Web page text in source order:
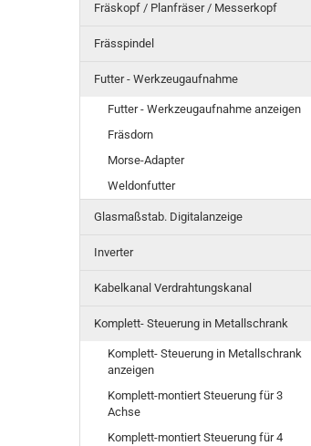
Fräskopf / Planfräser / Messerkopf
Frässpindel
Futter - Werkzeugaufnahme
Futter - Werkzeugaufnahme anzeigen
Fräsdorn
Morse-Adapter
Weldonfutter
Glasmaßstab. Digitalanzeige
Inverter
Kabelkanal Verdrahtungskanal
Komplett- Steuerung in Metallschrank
Komplett- Steuerung in Metallschrank
anzeigen
Komplett-montiert Steuerung für 3
Achse
Komplett-montiert Steuerung für 4